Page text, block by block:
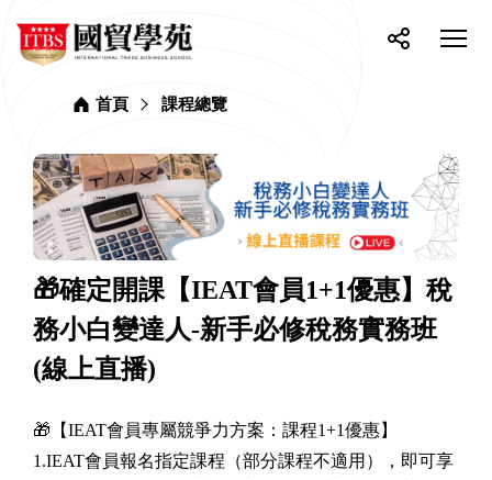
ITBS
國
貿
站
主
選
首頁 課程總覽
🎁確定開課【IEAT會員1+1優惠】稅
務小白變達人-新手必修稅務實務班
(線上直播)
🎁【IEAT會員專屬競爭力方案：課程1+1優惠】
1.IEAT會員報名指定課程（部分課程不適用），即可享